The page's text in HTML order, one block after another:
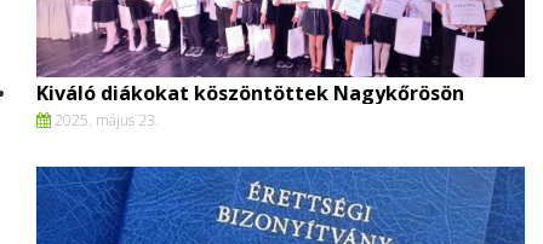
Kiváló diákokat köszöntöttek Nagykőrösön
2025. május 23.